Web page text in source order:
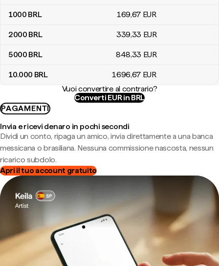
1000 BRL 169,67 EUR
2000 BRL 339,33 EUR
5000 BRL 848,33 EUR
10.000 BRL 1696,67 EUR
Vuoi convertire al contrario?
Converti EUR in BRL
PAGAMENTI
Invia e ricevi denaro in pochi secondi
Dividi un conto, ripaga un amico, invia direttamente a una banca
messicana o brasiliana. Nessuna commissione nascosta, nessun
ricarico subdolo.
Apri il tuo account gratuito